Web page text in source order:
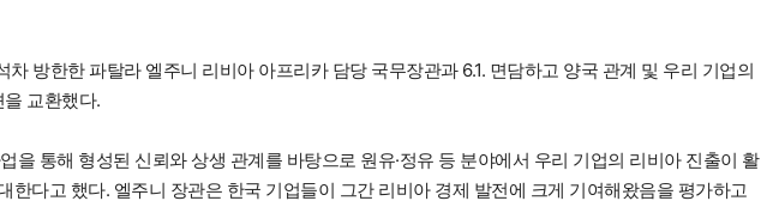
방한한 파탈라 엘주니 리비아 아프리카 담당 국무장관과 6.1. 면담하고 양국 관계 및 우리 기업의
교환했다.
을 통해 형성된 신뢰와 상생 관계를 바탕으로 원유·정유 등 분야에서 우리 기업의 리비아 진출이 활
한다고 했다. 엘주니 장관은 한국 기업들이 그간 리비아 경제 발전에 크게 기여해왔음을 평가하고